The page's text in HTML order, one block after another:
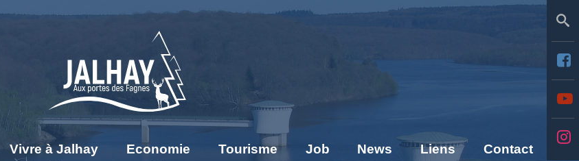
Vivre à Jalhay Economie Tourisme Job News Liens Contact